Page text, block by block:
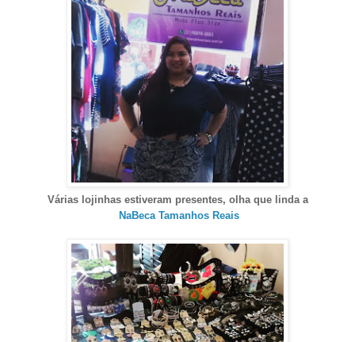
Várias lojinhas estiveram presentes, olha que linda a
NaBeca Tamanhos Reais